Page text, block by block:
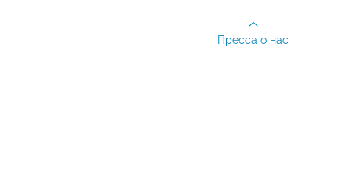
Пресса о нас